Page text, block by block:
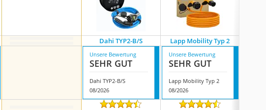
Dahi ‎TYP2-B/S Lapp Mobility Typ 2
Unsere Bewertung
SEHR GUT
Dahi ‎TYP2-B/S
08/2026
Unsere Bewertung
SEHR GUT
Lapp Mobility Typ 2
08/2026